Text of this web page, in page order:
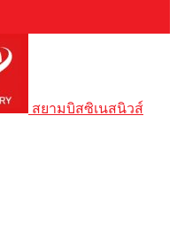
สยามบิสซิเนสนิวส์